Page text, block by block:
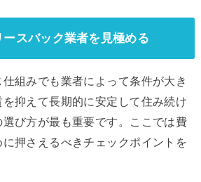
スバック業者を見極める
組みでも業者によって条件が大き
を抑えて長期的に安定して住み続け
選び方が最も重要です。ここでは費
押さえるべきチェックポイントを